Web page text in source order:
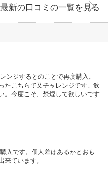
最新の口コミの一覧を見る
ンジするとのことで再度購入。
たこちらで又チャレンジです。飲
。今度こそ、禁煙して欲しいです
入です。個人差はあるかとおも
ています。